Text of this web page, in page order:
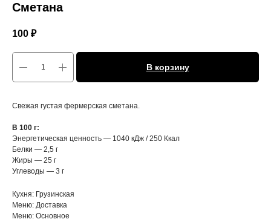
Сметана
100 ₽
В корзину
Свежая густая фермерская сметана.
В 100 г:
Энергетическая ценность — 1040 кДж / 250 Ккал
Белки — 2,5 г
Жиры — 25 г
Углеводы — 3 г
Кухня: Грузинская
Меню: Доставка
Меню: Основное